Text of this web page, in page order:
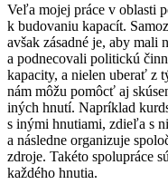
Veľa mojej práce v oblasti
k budovaniu kapacít.
avšak zásadné je, aby mali
a podnecovali politickú
kapacity, a nielen uberať z
nám môžu pomôcť aj
iných hnutí. Napríklad
s inými hnutiami, zdieľa s
a následne organizuje
zdroje. Takéto spolupráce
každého hnutia.